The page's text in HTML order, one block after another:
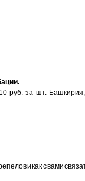
руб. за шт.
и как с вами